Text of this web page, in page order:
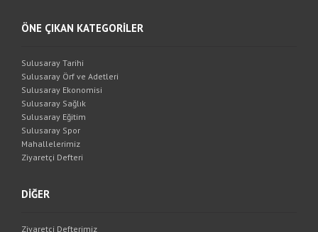
ÖNE ÇIKAN KATEGORİLER
Sulusaray Tarihi
Sulusaray Örf ve Adetleri
Sulusaray Ekonomisi
Sulusaray Sağlık
Sulusaray Eğitim
Sulusaray Spor
Mahallelerimiz
Ziyaretçi Defteri
DİĞER
Ziyaretçi Defterimiz